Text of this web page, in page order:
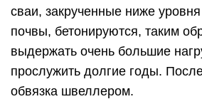
сваи, закрученные ниже
почвы, бетонируются, таким
выдержать очень большие
прослужить долгие годы.
обвязка швеллером.